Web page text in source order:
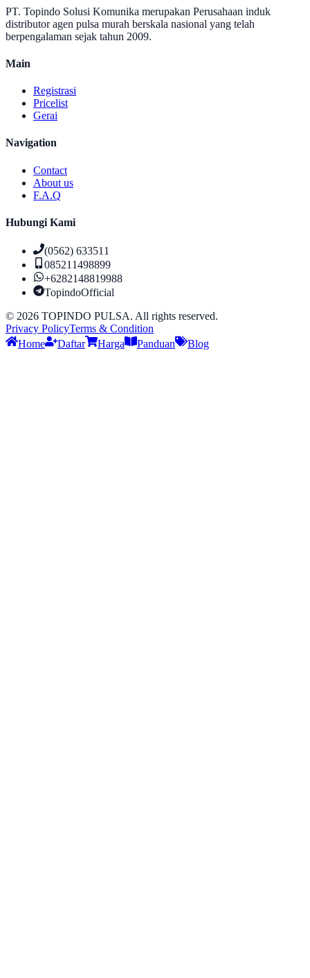
PT. Topindo Solusi Komunika merupakan Perusahaan induk
distributor agen pulsa murah berskala nasional yang telah
berpengalaman sejak tahun 2009.
Main
Registrasi
Pricelist
Gerai
Navigation
Contact
About us
F.A.Q
Hubungi Kami
(0562) 633511
085211498899
+6282148819988
TopindoOfficial
© 2026 TOPINDO PULSA. All rights reserved.
Privacy PolicyTerms & Condition
Home
Daftar Harga Panduan Blog